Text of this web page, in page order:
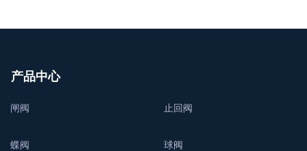
产品中心
闸阀 止回阀
蝶阀 球阀